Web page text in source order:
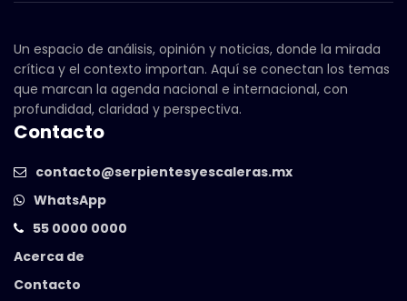
Un espacio de análisis, opinión y noticias, donde la mirada
crítica y el contexto importan. Aquí se conectan los temas
que marcan la agenda nacional e internacional, con
profundidad, claridad y perspectiva.
Contacto
contacto@serpientesyescaleras.mx
WhatsApp
55 0000 0000
Acerca de
Contacto